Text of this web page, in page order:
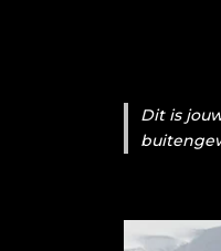
Dit is